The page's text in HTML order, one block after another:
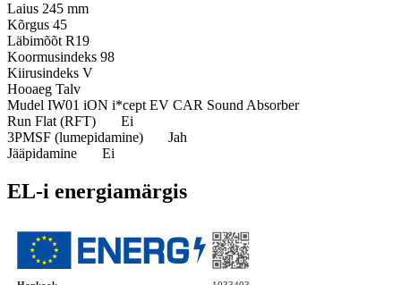
Laius 245 mm
Kõrgus 45
Läbimõõt R19
Koormusindeks 98
Kiirusindeks V
Hooaeg Talv
Mudel IW01 iON i*cept EV CAR Sound Absorber
Run Flat (RFT)
Ei
3PMSF (lumepidamine)
Jah
Jääpidamine
Ei
EL-i energiamärgis